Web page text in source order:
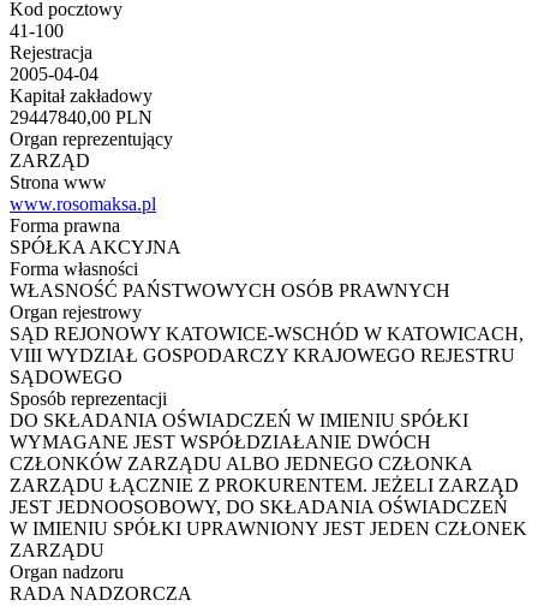
Kod pocztowy
41-100
Rejestracja
2005-04-04
Kapitał zakładowy
29447840,00 PLN
Organ reprezentujący
ZARZĄD
Strona www
www.rosomaksa.pl
Forma prawna
SPÓŁKA AKCYJNA
Forma własności
WŁASNOŚĆ PAŃSTWOWYCH OSÓB PRAWNYCH
Organ rejestrowy
SĄD REJONOWY KATOWICE-WSCHÓD W KATOWICACH,
VIII WYDZIAŁ GOSPODARCZY KRAJOWEGO REJESTRU
SĄDOWEGO
Sposób reprezentacji
DO SKŁADANIA OŚWIADCZEŃ W IMIENIU SPÓŁKI
WYMAGANE JEST WSPÓŁDZIAŁANIE DWÓCH
CZŁONKÓW ZARZĄDU ALBO JEDNEGO CZŁONKA
ZARZĄDU ŁĄCZNIE Z PROKURENTEM. JEŻELI ZARZĄD
JEST JEDNOOSOBOWY, DO SKŁADANIA OŚWIADCZEŃ
W IMIENIU SPÓŁKI UPRAWNIONY JEST JEDEN CZŁONEK
ZARZĄDU
Organ nadzoru
RADA NADZORCZA